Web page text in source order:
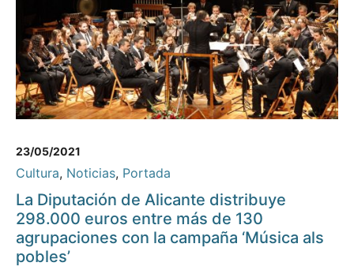
23/05/2021
Cultura, Noticias, Portada
La Diputación de Alicante distribuye
298.000 euros entre más de 130
agrupaciones con la campaña ‘Música als
pobles’